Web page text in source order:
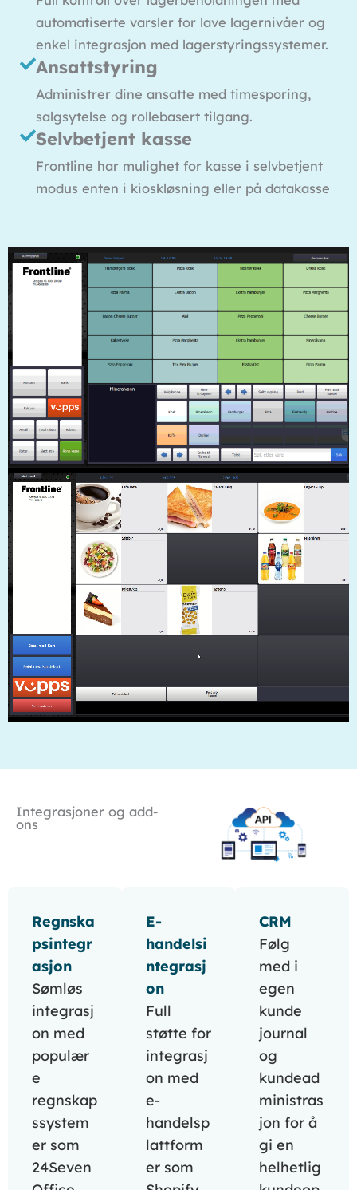
automatiserte varsler for lave lagernivåer og
enkel integrasjon med lagerstyringssystemer.
Ansattstyring
Administrer dine ansatte med timesporing,
salgsytelse og rollebasert tilgang.
Selvbetjent kasse
Frontline har mulighet for kasse i selvbetjent
modus enten i kioskløsning eller på datakasse
Integrasjoner og add-
ons
Regnska
psintegr
asjon
Sømløs
integrasj
on med
populær
e
regnskap
ssystem
er som
24Seven
E-
handelsi
ntegrasj
on
Full
støtte for
integrasj
on med
e-
handelsp
lattform
er som
CRM
Følg
med i
egen
kunde
journal
og
kundead
ministras
jon for å
gi en
helhetlig